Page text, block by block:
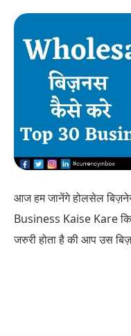
आज हम जानेंगे होलसेल
Business Kaise Kare
जरुरी होता है की आप उस